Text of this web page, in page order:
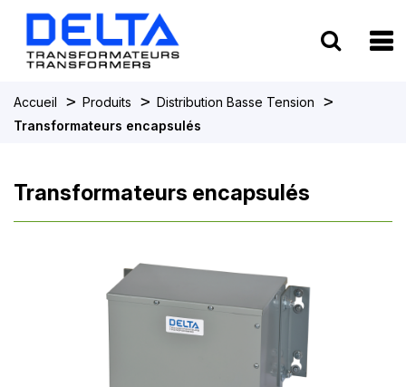
Accueil > Produits > Distribution Basse Tension >
Transformateurs encapsulés
Transformateurs encapsulés